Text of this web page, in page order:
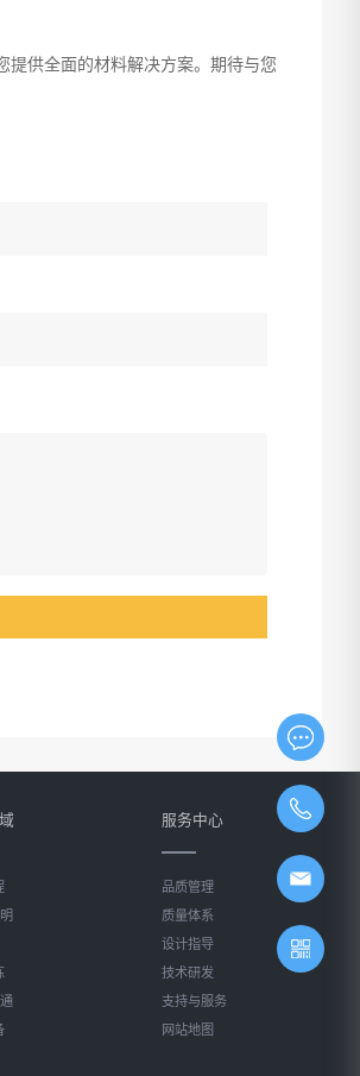
提供全面的材料解决方案。期待与您
服务中心
品质管理
质量体系
设计指导
技术研发
支持与服务
网站地图